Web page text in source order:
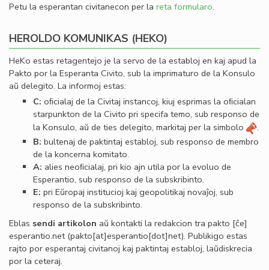
Petu la esperantan civitanecon per la reta formularo.
HEROLDO KOMUNIKAS (HEKO)
HeKo estas retagentejo je la servo de la establoj en kaj apud la
Pakto por la Esperanta Civito, sub la imprimaturo de la Konsulo
aŭ delegito. La informoj estas:
C: oﬁcialaj de la Civitaj instancoj, kiuj esprimas la oﬁcialan
starpunkton de la Civito pri specifa temo, sub responso de
la Konsulo, aŭ de ties delegito, markitaj per la simbolo
.
B: bultenaj de paktintaj establoj, sub responso de membro
de la koncerna komitato.
A: alies neoﬁcialaj, pri kio ajn utila por la evoluo de
Esperantio, sub responso de la subskribinto.
E: pri Eŭropaj institucioj kaj geopolitikaj novaĵoj, sub
responso de la subskribinto.
Eblas sendi artikolon aŭ kontakti la redakcion tra pakto [ĉe]
esperantio.net(pakto[at]esperantio[dot]net). Publikigo estas
rajto por esperantaj civitanoj kaj paktintaj establoj, laŭdiskrecia
por la ceteraj.